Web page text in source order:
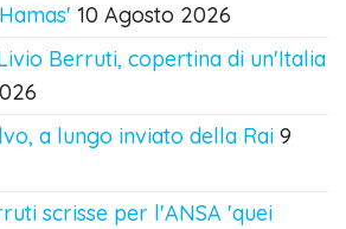
10 Agosto 2026
Berruti, copertina di un'Italia
a lungo inviato della Rai 9
scrisse per l'ANSA 'quei